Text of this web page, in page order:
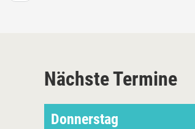
Nächste Termine
Donnerstag